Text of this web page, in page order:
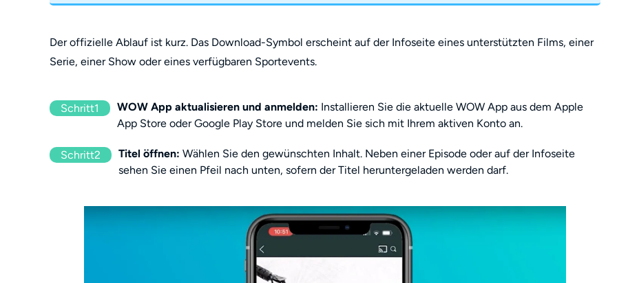
Der offizielle Ablauf ist kurz. Das Download-Symbol erscheint auf der Infoseite eines unterstützten Films, einer
Serie, einer Show oder eines verfügbaren Sportevents.
Schritt1 WOW App aktualisieren und anmelden: Installieren Sie die aktuelle WOW App aus dem Apple
App Store oder Google Play Store und melden Sie sich mit Ihrem aktiven Konto an.
Schritt2 Titel öffnen: Wählen Sie den gewünschten Inhalt. Neben einer Episode oder auf der Infoseite
sehen Sie einen Pfeil nach unten, sofern der Titel heruntergeladen werden darf.